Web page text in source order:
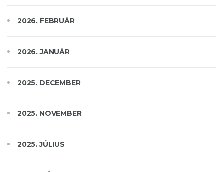
2026. FEBRUÁR
2026. JANUÁR
2025. DECEMBER
2025. NOVEMBER
2025. JÚLIUS